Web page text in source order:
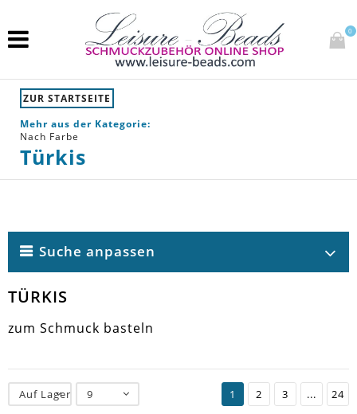
0
ZUR STARTSEITE
Mehr aus der Kategorie:
Nach Farbe
Türkis
Suche anpassen
TÜRKIS
zum Schmuck basteln
Auf Lager 9 1 2 3 ... 24